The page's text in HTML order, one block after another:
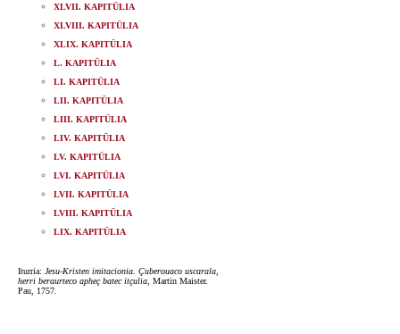
XLVII. KAPITÜLIA
XLVIII. KAPITÜLIA
XLIX. KAPITÜLIA
L. KAPITÜLIA
LI. KAPITÜLIA
LII. KAPITÜLIA
LIII. KAPITÜLIA
LIV. KAPITÜLIA
LV. KAPITÜLIA
LVI. KAPITÜLIA
LVII. KAPITÜLIA
LVIII. KAPITÜLIA
LIX. KAPITÜLIA
Iturria: Jesu-Kristen imitacionia. Çuberouaco uscarala,
herri beraurteco apheç batec itçulia , Martin Maister.
Pau, 1757.